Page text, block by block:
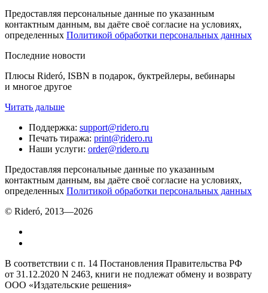
Предоставляя персональные данные по указанным
контактным данным, вы даёте своё согласие на условиях,
определенных Политикой обработки персональных данных
Последние новости
Плюсы Rideró, ISBN в подарок, буктрейлеры, вебинары
и многое другое
Читать дальше
Поддержка: support@ridero.ru
Печать тиража: print@ridero.ru
Наши услуги: order@ridero.ru
Предоставляя персональные данные по указанным
контактным данным, вы даёте своё согласие на условиях,
определенных Политикой обработки персональных данных
© Rideró, 2013—2026
В соответствии с п. 14 Постановления Правительства РФ
от 31.12.2020 N 2463, книги не подлежат обмену и возврату
ООО «Издательские решения»